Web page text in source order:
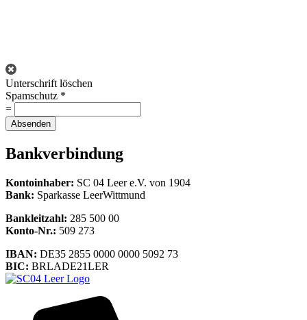
Unterschrift löschen
Spamschutz *
=
Absenden
Bankverbindung
Kontoinhaber: SC 04 Leer e.V. von 1904
Bank: Sparkasse LeerWittmund
Bankleitzahl: 285 500 00
Konto-Nr.: 509 273
IBAN: DE35 2855 0000 0000 5092 73
BIC: BRLADE21LER